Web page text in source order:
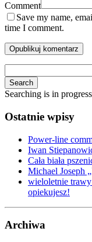
Comment
Save my name,
time I comment.
Search
Searching is in progress
Ostatnie wpisy
Power-line
Iwan
Cała biała
Michael Joseph
wieloletnie trawy
opiekujesz!
Archiwa